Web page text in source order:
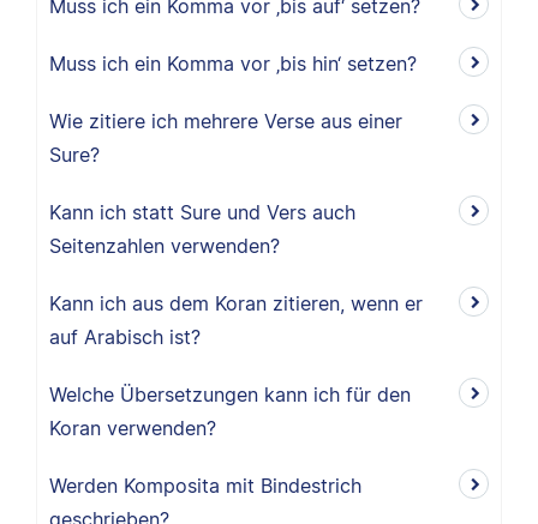
Muss ich ein Komma vor ‚bis auf‘ setzen?
Muss ich ein Komma vor ‚bis hin‘ setzen?
Wie zitiere ich mehrere Verse aus einer
Sure?
Kann ich statt Sure und Vers auch
Seitenzahlen verwenden?
Kann ich aus dem Koran zitieren, wenn er
auf Arabisch ist?
Welche Übersetzungen kann ich für den
Koran verwenden?
Werden Komposita mit Bindestrich
geschrieben?